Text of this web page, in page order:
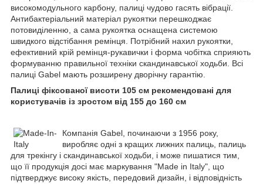
високомодульного карбону, палиці чудово гасять вібрації.
Антибактеріальний матеріал рукоятки перешкоджає
потовиділенню, а сама рукоятка оснащена системою
швидкого відстібання ремінця. Потрібний нахил рукоятки,
ефективний крій ремінця-рукавички і форма чобітка сприяють
формуванню правильної техніки скандинавської ходьби. Всі
палиці Gabel мають розширену дворічну гарантію.
Палиці фіксованої висоти 105 см рекомендовані для
користувачів із зростом від 155 до 160 см
Компанія Gabel, починаючи з 1956 року,
виробляє одні з кращих лижних палиць, палиць
для трекінгу і скандинавської ходьби, і може пишатися тим,
що її продукція досі має маркування "Made in Italy", що
підтверджує високу якість, передовий дизайн, і відповідність